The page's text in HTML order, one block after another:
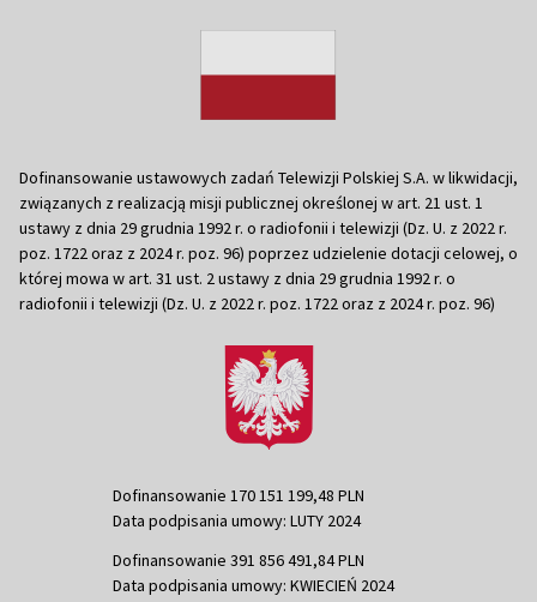
Dofinansowanie ustawowych zadań Telewizji Polskiej S.A. w likwidacji,
związanych z realizacją misji publicznej określonej w art. 21 ust. 1
ustawy z dnia 29 grudnia 1992 r. o radiofonii i telewizji (Dz. U. z 2022 r.
poz. 1722 oraz z 2024 r. poz. 96) poprzez udzielenie dotacji celowej, o
której mowa w art. 31 ust. 2 ustawy z dnia 29 grudnia 1992 r. o
radiofonii i telewizji (Dz. U. z 2022 r. poz. 1722 oraz z 2024 r. poz. 96)
Dofinansowanie 170 151 199,48 PLN
Data podpisania umowy: LUTY 2024
Dofinansowanie 391 856 491,84 PLN
Data podpisania umowy: KWIECIEŃ 2024